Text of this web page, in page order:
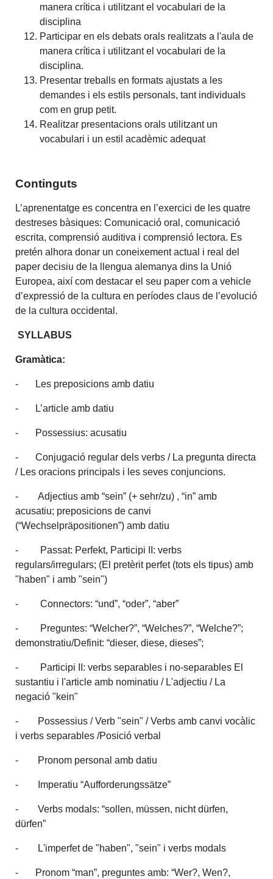
manera crítica i utilitzant el vocabulari de la
disciplina
Participar en els debats orals realitzats a l'aula de
manera crítica i utilitzant el vocabulari de la
disciplina.
Presentar treballs en formats ajustats a les
demandes i els estils personals, tant individuals
com en grup petit.
Realitzar presentacions orals utilitzant un
vocabulari i un estil acadèmic adequat
Continguts
L’aprenentatge es concentra en l’exercici de les quatre
destreses bàsiques: Comunicació oral, comunicació
escrita, comprensió auditiva i comprensió lectora. Es
pretén alhora donar un coneixement actual i real del
paper decisiu de la llengua alemanya dins la Unió
Europea, així com destacar el seu paper com a vehicle
d’expressió de la cultura en períodes claus de l’evolució
de la cultura occidental.
SYLLABUS
Gramàtica:
- Les preposicions amb datiu
- L’article amb datiu
- Possessius: acusatiu
- Conjugació regular dels verbs / La pregunta directa
/ Les oracions principals i les seves conjuncions.
- Adjectius amb “sein” (+ sehr/zu) , “in” amb
acusatiu; preposicions de canvi
(“Wechselpräpositionen”) amb datiu
- Passat: Perfekt, Participi II: verbs
regulars/irregulars; (El pretèrit perfet (tots els tipus) amb
"haben" i amb "sein")
- Connectors: “und”, “oder”, “aber”
- Preguntes: “Welcher?”, “Welches?”, “Welche?”;
demonstratiu/Definit: “dieser, diese, dieses”;
- Participi II: verbs separables i no-separables El
sustantiu i l'article amb nominatiu / L'adjectiu / La
negació "kein"
- Possessius / Verb "sein" / Verbs amb canvi vocàlic
i verbs separables /Posició verbal
- Pronom personal amb datiu
- Imperatiu “Aufforderungssätze”
- Verbs modals: “sollen, müssen, nicht dürfen,
dürfen”
- L'imperfet de "haben", "sein" i verbs modals
- Pronom “man”, preguntes amb: “Wer?, Wen?,